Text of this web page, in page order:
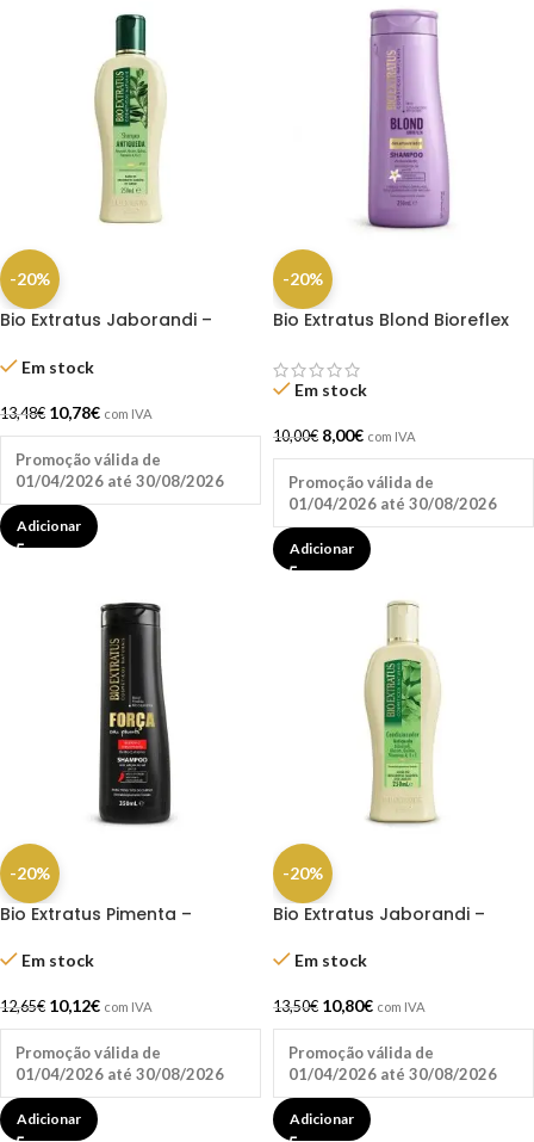
-20%
Bio Extratus Jaborandi –
Em stock
13,48€ 10,78€ com IVA
Promoção válida de
01/04/2026 até 30/08/2026
Adicionar
-20%
Bio Extratus Blond Bioreflex
Em stock
10,00€ 8,00€ com IVA
Promoção válida de
01/04/2026 até 30/08/2026
Adicionar
-20%
Bio Extratus Pimenta –
Em stock
12,65€ 10,12€ com IVA
Promoção válida de
01/04/2026 até 30/08/2026
Adicionar
-20%
Bio Extratus Jaborandi –
Em stock
13,50€ 10,80€ com IVA
Promoção válida de
01/04/2026 até 30/08/2026
Adicionar